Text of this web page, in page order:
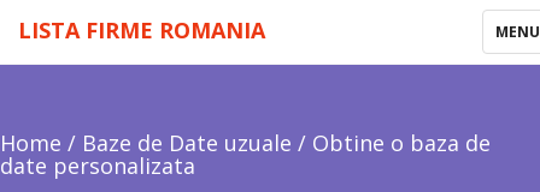
LISTA FIRME ROMANIA
Home / Baze de Date uzuale / Obtine o baza de
date personalizata